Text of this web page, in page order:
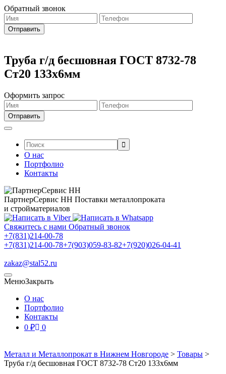
Обратный звонок
Труба г/д бесшовная ГОСТ 8732-78
Ст20 133х6мм
Оформить запрос
Поиск:
О нас
Портфолио
Контакты
ПартнерСервис НН Поставки металлопроката
и стройматериалов
Свяжитесь с нами Обратный звонок
+7(831)214-00-78
+7(831)214-00-78+7(903)059-83-82+7(920)026-04-41
zakaz@stal52.ru
МенюЗакрыть
О нас
Портфолио
Контакты
0 ₽ 0
Металл и Металлопрокат в Нижнем Новгороде > Товары >
Труба г/д бесшовная ГОСТ 8732-78 Ст20 133х6мм